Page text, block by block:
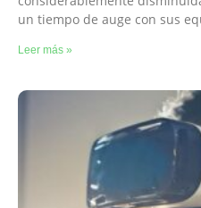
un tiempo de auge con sus
Leer más »